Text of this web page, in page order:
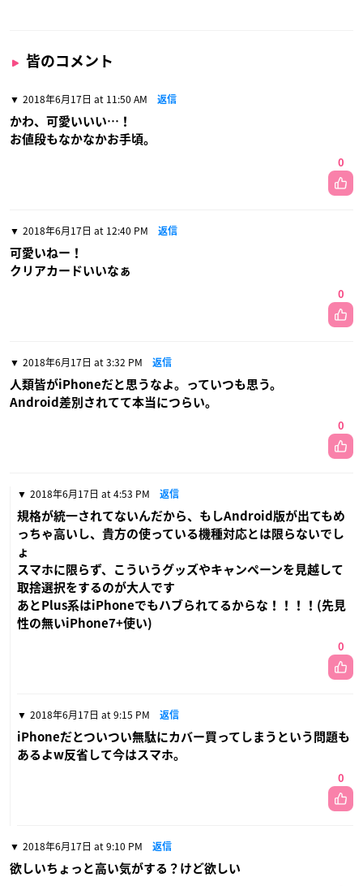
皆のコメント
2018年6月17日 at 11:50 AM 返信
かわ、可愛いいい…！
お値段もなかなかお手頃。
0
2018年6月17日 at 12:40 PM 返信
可愛いねー！
クリアカードいいなぁ
0
2018年6月17日 at 3:32 PM 返信
人類皆がiPhoneだと思うなよ。っていつも思う。
Android差別されてて本当につらい。
0
2018年6月17日 at 4:53 PM 返信
規格が統一されてないんだから、もしAndroid版が出てもめ
っちゃ高いし、貴方の使っている機種対応とは限らないでし
ょ
スマホに限らず、こういうグッズやキャンペーンを見越して
取捨選択をするのが大人です
あとPlus系はiPhoneでもハブられてるからな！！！！(先見
性の無いiPhone7+使い)
0
2018年6月17日 at 9:15 PM 返信
iPhoneだとついつい無駄にカバー買ってしまうという問題も
あるよw反省して今はスマホ。
0
2018年6月17日 at 9:10 PM 返信
欲しいちょっと高い気がする？けど欲しい